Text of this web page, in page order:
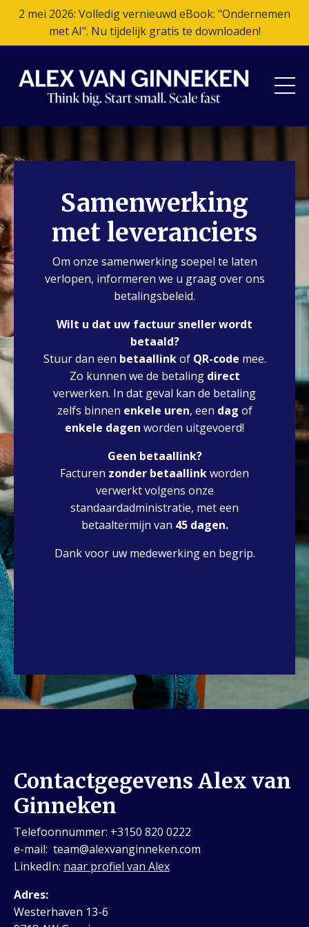
2 mei 2026: Volledig vernieuwd eBook: "Ondernemen
met AI". Nu tijdelijk gratis te downloaden!
Samenwerking
met leveranciers
Om onze samenwerking soepel te laten
verlopen, informeren we u graag over ons
betalingsbeleid.
Wilt u dat uw factuur sneller wordt
betaald?
Stuur dan een betaallinkof QR-code mee.
Zo kunnen we de betaling direct
verwerken. In dat geval kan de betaling
zelfs binnen enkele uren, een dag of
enkele dagen worden uitgevoerd!
Geen betaallink?
Facturen zonder betaallinkworden
verwerkt volgens onze
standaardadministratie, met een
betaaltermijn van 45 dagen.
Dank voor uw medewerking en begrip.
Contactgegevens Alex van
Ginneken
Telefoonnummer: +3150 820 0222
e-mail: team@alexvanginneken.com
LinkedIn: naar profiel van Alex
Adres:
Westerhaven 13-6